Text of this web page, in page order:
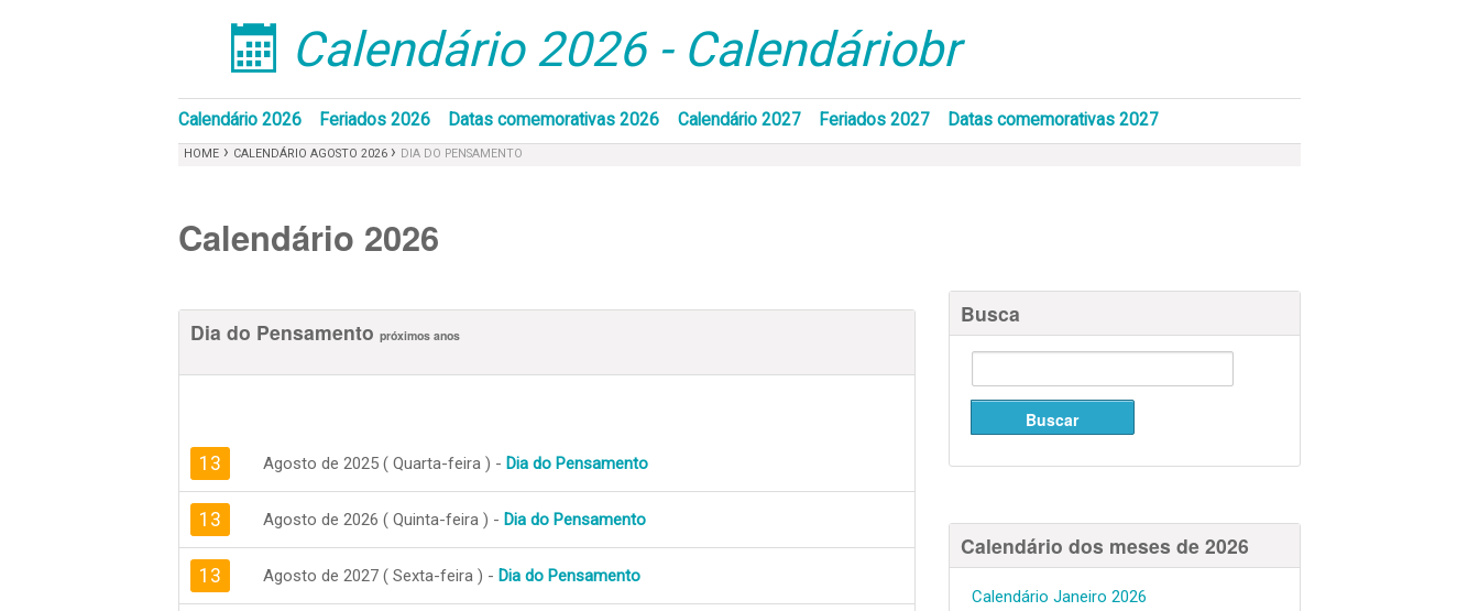
󰁣 Calendário 2026 - Calendáriobr
Calendário 2026 Feriados 2026 Datas comemorativas 2026 Calendário 2027 Feriados 2027 Datas comemorativas 2027
HOME › CALENDÁRIO AGOSTO 2026 › DIA DO PENSAMENTO
Calendário 2026
Dia do Pensamento próximos anos
13 Agosto de 2025 ( Quarta-feira ) - Dia do Pensamento
13 Agosto de 2026 ( Quinta-feira ) - Dia do Pensamento
13 Agosto de 2027 ( Sexta-feira ) - Dia do Pensamento
Busca
Calendário dos meses de 2026
Calendário Janeiro 2026